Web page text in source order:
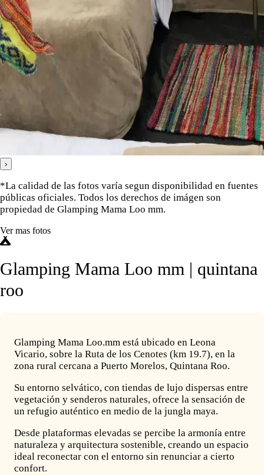
›
*La calidad de las fotos varía segun disponibilidad en fuentes
públicas oficiales. Todos los derechos de imágen son
propiedad de Glamping Mama Loo mm.
Ver mas fotos
Glamping Mama Loo mm | quintana
roo
Glamping Mama Loo.mm está ubicado en Leona
Vicario, sobre la Ruta de los Cenotes (km 19.7), en la
zona rural cercana a Puerto Morelos, Quintana Roo.
Su entorno selvático, con tiendas de lujo dispersas entre
vegetación y senderos naturales, ofrece la sensación de
un refugio auténtico en medio de la jungla maya.
Desde plataformas elevadas se percibe la armonía entre
naturaleza y arquitectura sostenible, creando un espacio
ideal reconectar con el entorno sin renunciar a cierto
confort.